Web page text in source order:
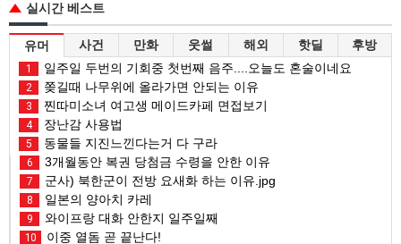
실시간 베스트
유머 사건 만화 웃썰 해외 핫딜 후방
1 일주일 두번의 기회중 첫번째 음주....오늘도 혼술이네요
2 쫒길때 나무위에 올라가면 안되는 이유
3 찐따미소녀 여고생 메이드카페 면접보기
4 장난감 사용법
5 동물들 지진느낀다는거 다 구라
6 3개월동안 복권 당첨금 수령을 안한 이유
7 군사) 북한군이 전방 요새화 하는 이유.jpg
8 일본의 양아치 카레
9 와이프랑 대화 안한지 일주일째
10 이중 열돔 곧 끝난다!